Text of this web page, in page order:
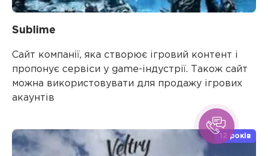
Sublime
Сайт компанії, яка створює ігровий контент і
пропонує сервіси у game-індустрії. Також сайт
можна використовувати для продажу ігрових
акаунтів
12 років